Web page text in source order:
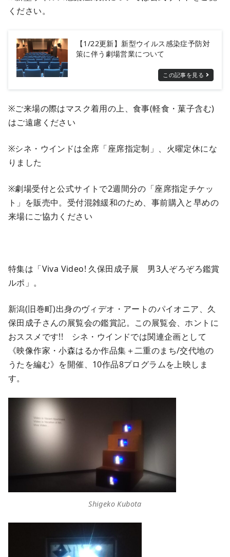
ください。
【1/22更新】新型ウイルス感染症予防対
策に伴う劇場営業について
この記事を見る
※ご来場の際はマスク着用の上、食事(軽食・菓子含む)
はご遠慮ください
※シネ・ウインドは全席「座席指定制」、火曜定休にな
りました
※劇場受付と公式サイトで2週間分の「座席指定チケッ
ト」を販売中。受付混雑緩和のため、事前購入と早めの
来場にご協力ください
特集は「Viva Video! 久保田成子展 男3人ぞろぞろ鑑賞
ルポ」。
新潟(旧巻町)出身のヴィデオ・アートのパイオニア、久
保田成子さんの展覧会の鑑賞記。この展覧会、ホントに
おススメです!! シネ・ウインドでは関連企画として
《映像作家・小森はるか作品集＋二重のまち/交代地の
うたを編む》を開催、10作品8プログラムを上映しま
す。
Shigeko Kubota